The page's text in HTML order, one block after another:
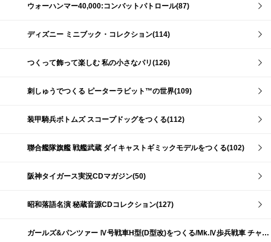
ウォーハンマー40,000:コンバットパトロール(87)
ディズニー ミニブック・コレクション(114)
つくって飾って楽しむ 私の小さなパリ(126)
刺しゅうでつくる ピーターラビット™の世界(109)
装甲騎兵ボトムズ スコープドッグをつくる(112)
聯合艦隊旗艦 戦艦武蔵 ダイキャストギミックモデルをつくる(102)
阪神タイガース実況CDマガジン(50)
昭和落語名演 秘蔵音源CDコレクション(127)
ガールズ&パンツァー Ⅳ号戦車H型(D型改)をつくる/Mk.Ⅳ歩兵戦車 チャーチルMk.Ⅶをつくる(191)